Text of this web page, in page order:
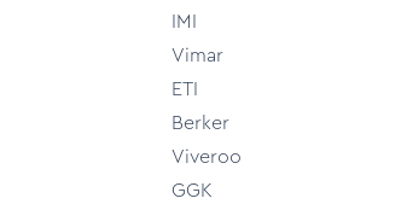
IMI
Vimar
ETI
Berker
Viveroo
GGK